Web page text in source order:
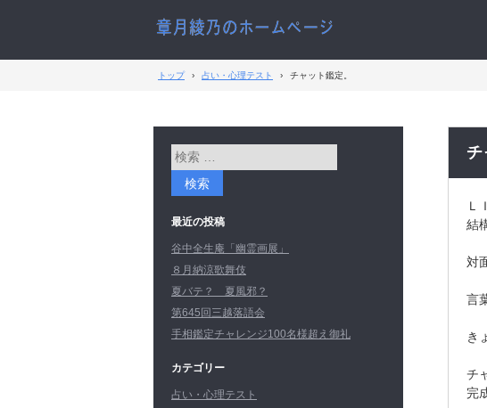
トップ › 占い・心理テスト › チャット鑑定。
チ
Ｌ
結
対
言
き
チ
完
最近の投稿
谷中全生庵「幽霊画展」
８月納涼歌舞伎
夏バテ？ 夏風邪？
第645回三越落語会
手相鑑定チャレンジ100名様超え御礼
カテゴリー
占い・心理テスト